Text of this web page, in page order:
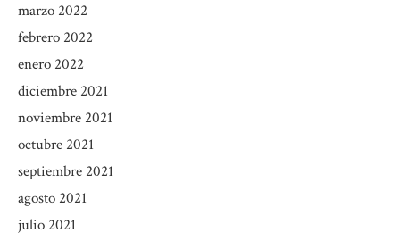
marzo 2022
febrero 2022
enero 2022
diciembre 2021
noviembre 2021
octubre 2021
septiembre 2021
agosto 2021
julio 2021